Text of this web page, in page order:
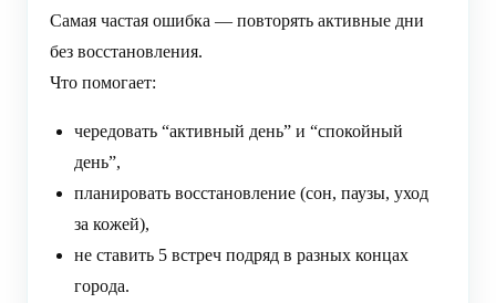
Самая частая ошибка — повторять активные дни
без восстановления.
Что помогает:
чередовать “активный день” и “спокойный
день”,
планировать восстановление (сон, паузы, уход
за кожей),
не ставить 5 встреч подряд в разных концах
города.